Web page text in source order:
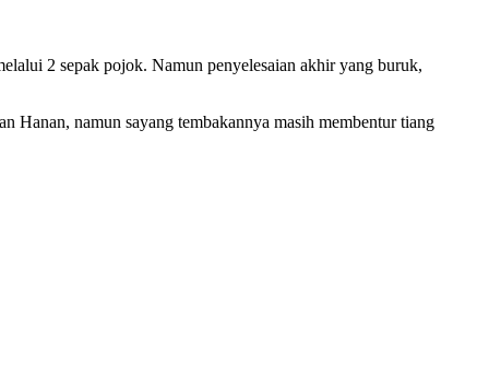
2 sepak pojok. Namun penyelesaian akhir yang buruk,
Hanan, namun sayang tembakannya masih membentur tiang